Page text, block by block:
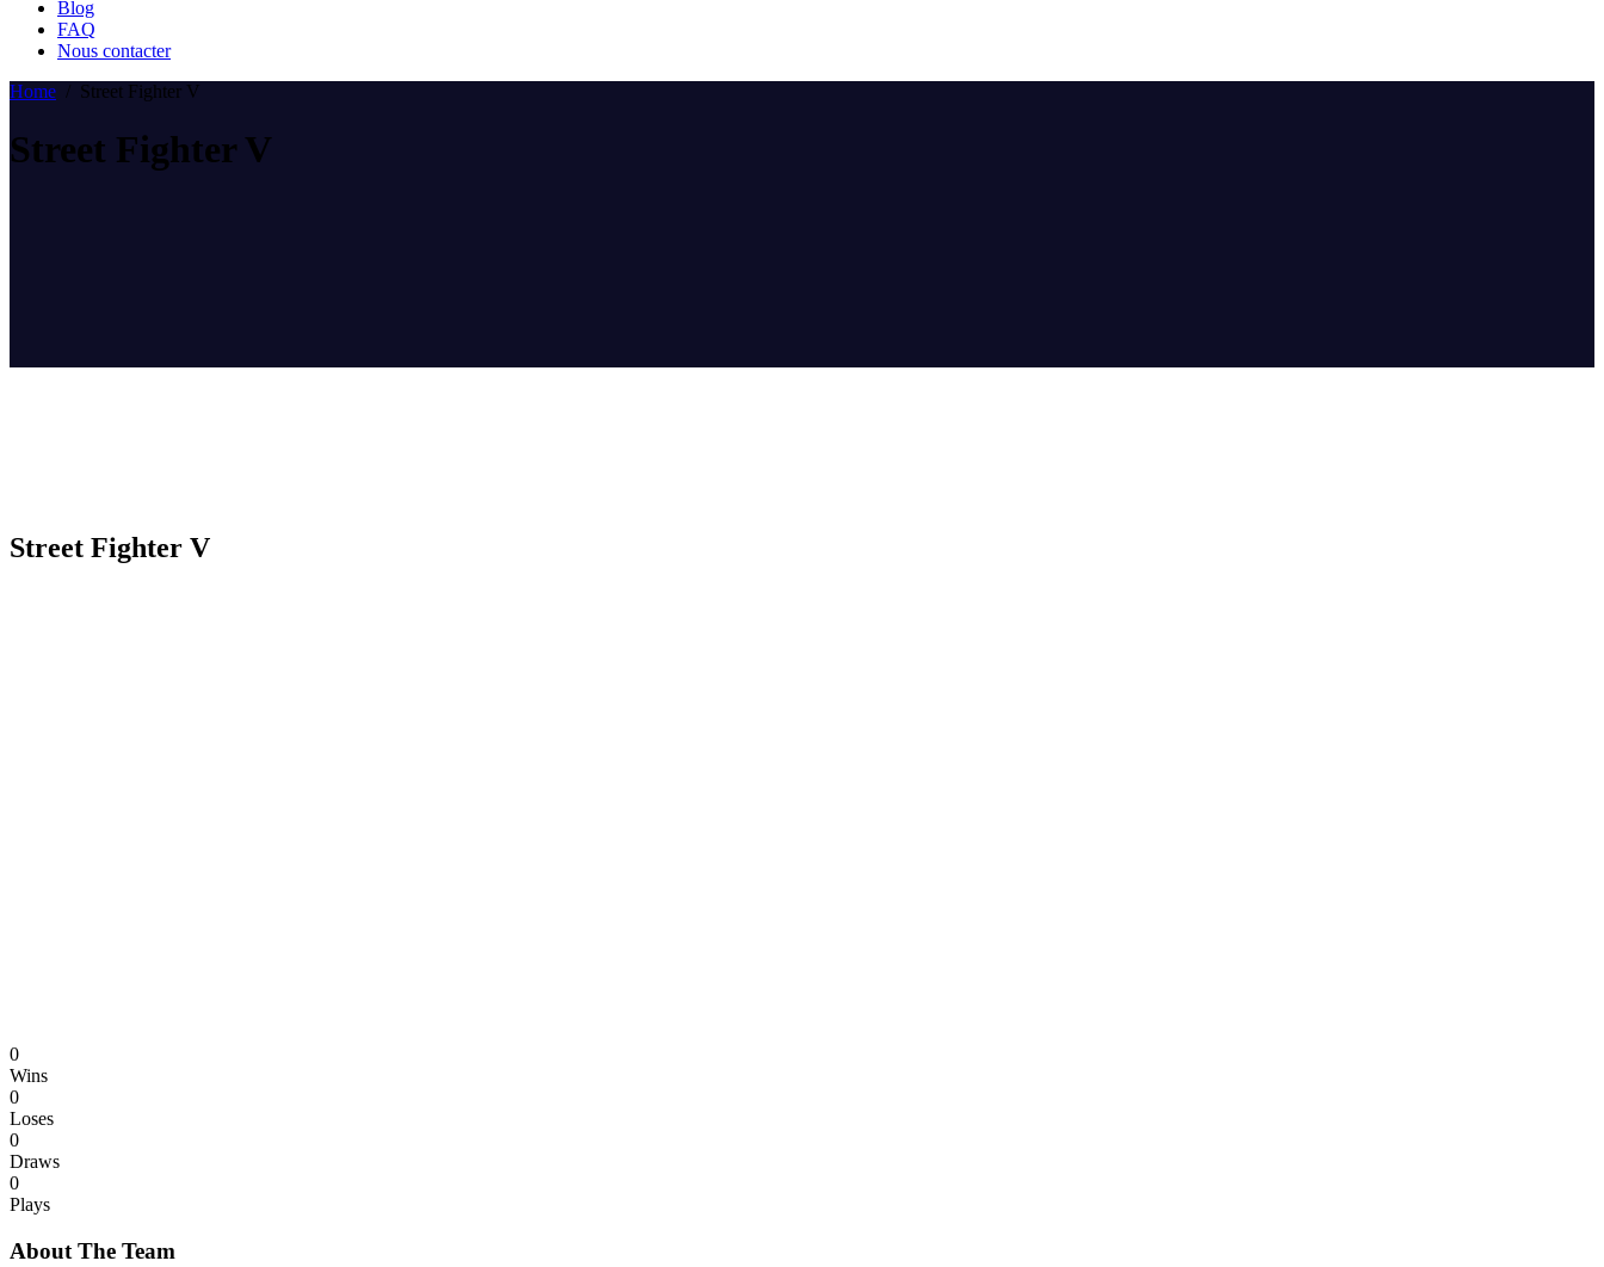
Blog
FAQ
Nous contacter
Home / Street Fighter V
Street Fighter V
Street Fighter V
0
Wins
0
Loses
0
Draws
0
Plays
About The Team